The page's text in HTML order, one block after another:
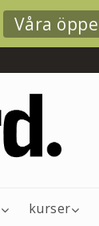
Våra
kurser